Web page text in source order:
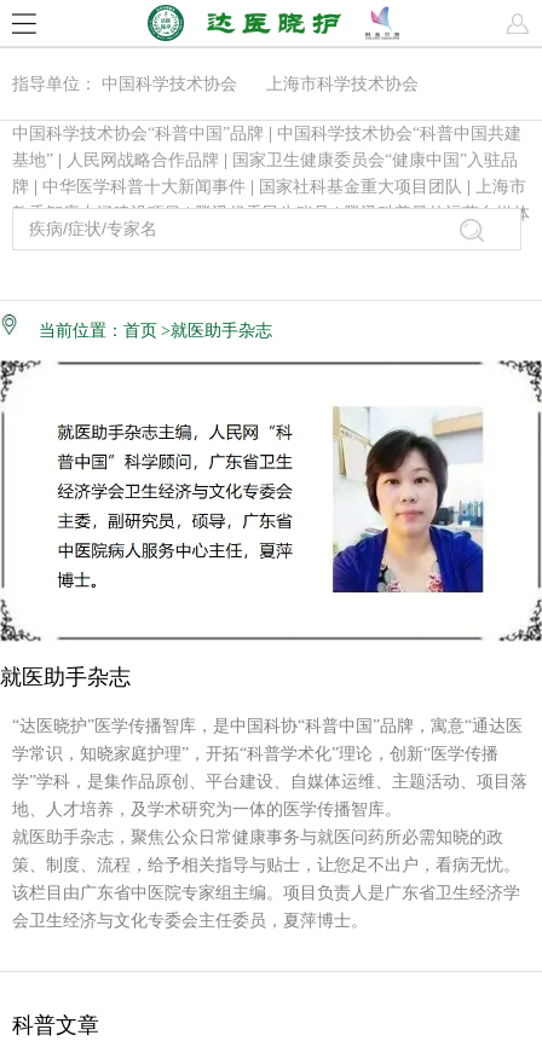
指导单位： 中国科学技术协会 上海市科学技术协会
中国科学技术协会“科普中国”品牌
中国科学技术协会“科普中国共建
基地”
人民网战略合作品牌
国家卫生健康委员会“健康中国”入驻品
牌
中华医学科普十大新闻事件 国家社科基金重大项目团队
上海市
教委智库内涵建设项目|腾讯优秀民生账号|腾讯科普最佳运营自媒体
当前位置： 首页 >就医助手杂志
就医助手杂志
“达医晓护”医学传播智库，是中国科协“科普中国”品牌，寓意“通达医
学常识，知晓家庭护理”，开拓“科普学术化”理论，创新“医学传播
学”学科，是集作品原创、平台建设、自媒体运维、主题活动、项目落
地、人才培养，及学术研究为一体的医学传播智库。
就医助手杂志，聚焦公众日常健康事务与就医问药所必需知晓的政
策、制度、流程，给予相关指导与贴士，让您足不出户，看病无忧。
该栏目由广东省中医院专家组主编。项目负责人是广东省卫生经济学
会卫生经济与文化专委会主任委员，夏萍博士。
科普文章